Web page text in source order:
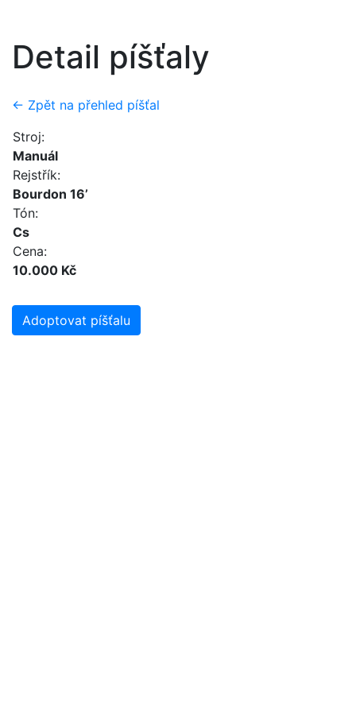
Detail píšťaly
← Zpět na přehled píšťal
Stroj:
Manuál
Rejstřík:
Bourdon 16’
Tón:
Cs
Cena:
10.000 Kč
Adoptovat píšťalu